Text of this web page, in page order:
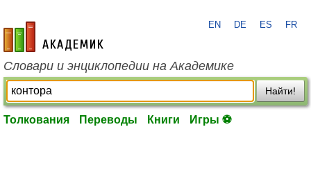
academic.ru
EN DE ES FR
Словари и энциклопедии на Академике
Найти!
Толкования Переводы Книги Игры ⚽